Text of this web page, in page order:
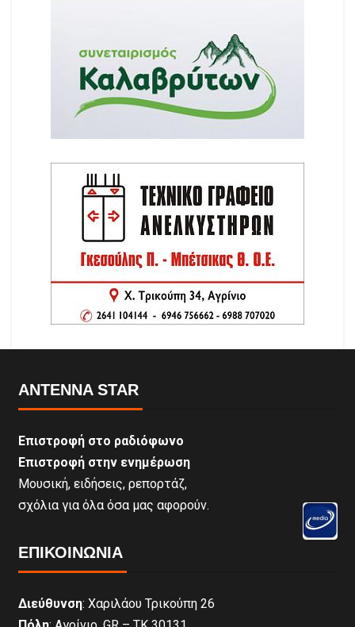
ANTENNA STAR
Επιστροφή στο ραδιόφωνο
Επιστροφή στην ενημέρωση
Μουσική, ειδήσεις, ρεπορτάζ,
σχόλια για όλα όσα μας αφορούν.
ΕΠΙΚΟΙΝΩΝΊΑ
Διεύθυνση: Χαριλάου Τρικούπη 26